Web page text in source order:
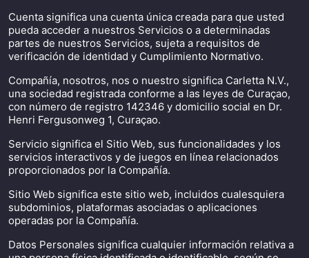
Cuenta significa una cuenta única creada para que usted
pueda acceder a nuestros Servicios o a determinadas
partes de nuestros Servicios, sujeta a requisitos de
verificación de identidad y Cumplimiento Normativo.
Compañía, nosotros, nos o nuestro significa Carletta N.V.,
una sociedad registrada conforme a las leyes de Curaçao,
con número de registro 142346 y domicilio social en Dr.
Henri Fergusonweg 1, Curaçao.
Servicio significa el Sitio Web, sus funcionalidades y los
servicios interactivos y de juegos en línea relacionados
proporcionados por la Compañía.
Sitio Web significa este sitio web, incluidos cualesquiera
subdominios, plataformas asociadas o aplicaciones
operadas por la Compañía.
Datos Personales significa cualquier información relativa a